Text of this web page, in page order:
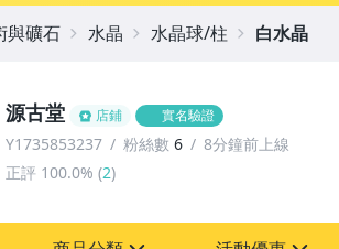
源古堂 店鋪 實名驗證
Y1735853237 粉絲數 6
8分鐘前上線
正評 100.0% (2)
與礦石 水晶 水晶球/柱 白水晶